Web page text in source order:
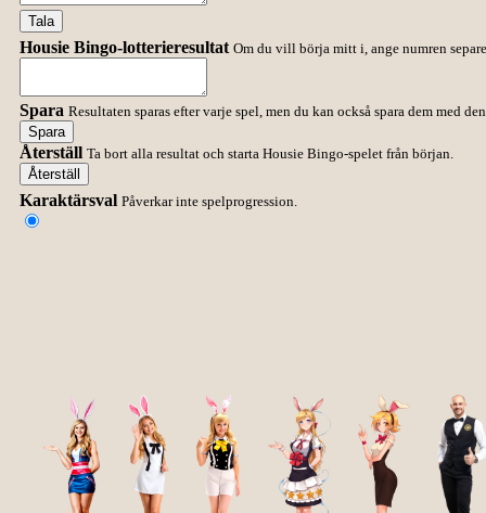
Tala
Housie Bingo-lotterieresultat Om du vill börja mitt i, ange numren
Spara Resultaten sparas efter varje spel, men du kan också spara dem med
Spara
Återställ Ta bort alla resultat och starta Housie Bingo-spelet från början.
Återställ
Karaktärsval Påverkar inte spelprogression.